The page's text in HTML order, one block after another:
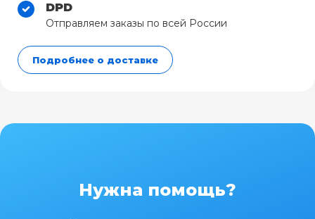
DPD
Отправляем заказы по всей России
Подробнее о доставке
Нужна помощь?